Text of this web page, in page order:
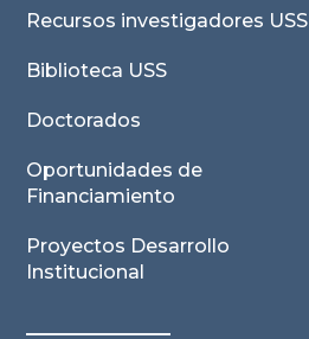
Recursos investigadores USS
Biblioteca USS
Doctorados
Oportunidades de
Financiamiento
Proyectos Desarrollo
Institucional